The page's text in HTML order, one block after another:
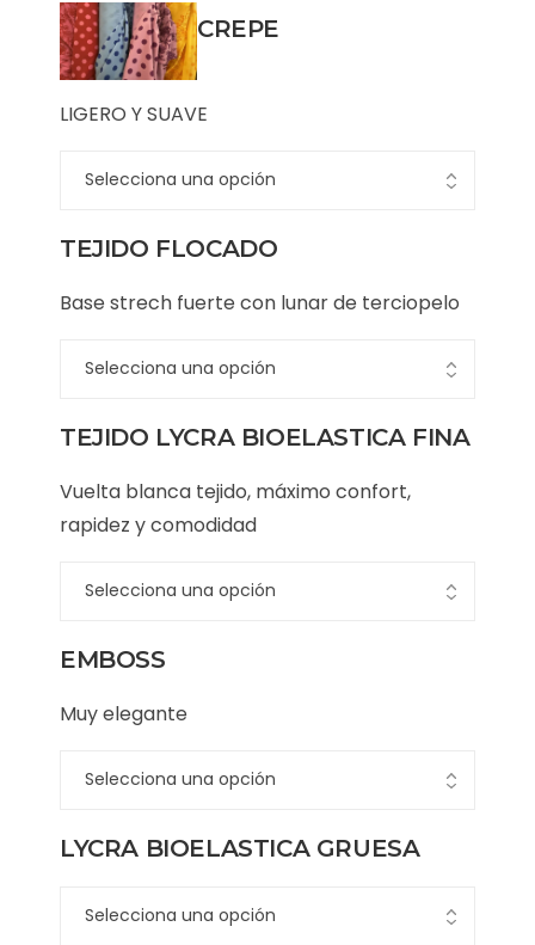
CREPE
LIGERO Y SUAVE
TEJIDO FLOCADO
Base strech fuerte con lunar de terciopelo
TEJIDO LYCRA BIOELASTICA FINA
Vuelta blanca tejido, máximo confort,
rapidez y comodidad
EMBOSS
Muy elegante
LYCRA BIOELASTICA GRUESA